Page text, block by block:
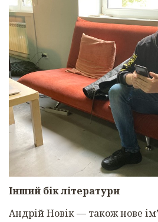
Інший бік літератури
Андрій Новік — також нове